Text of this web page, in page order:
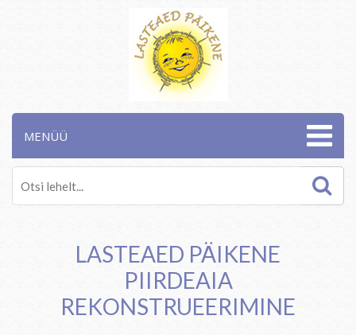
MENÜÜ
LASTEAED PÄIKENE
PIIRDEAIA
REKONSTRUEERIMINE